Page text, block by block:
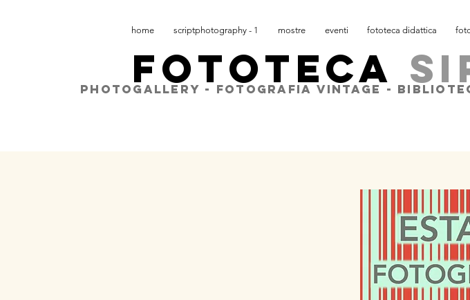
home scriptphotography - 1 mostre eventi fototeca didattica
FOTOTECA
PHOTOGALLERY - FOTOGRAFIA VINTAGE -